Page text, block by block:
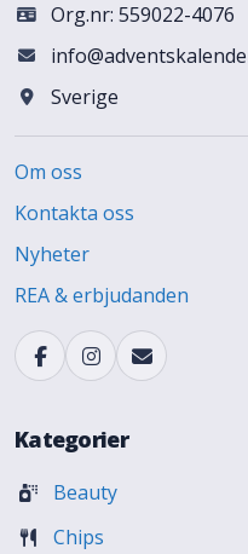
Org.nr: 559022-4076
Sverige
Om oss
Kontakta oss
Nyheter
REA & erbjudanden
Kategorier
Beauty
Chips